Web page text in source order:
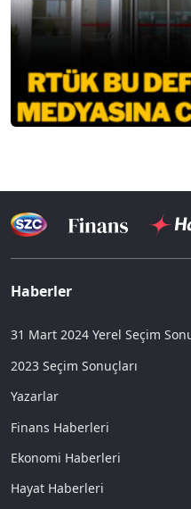
Haberler
31 Mart 2024 Yerel Seçim
2023 Seçim Sonuçları
Yazarlar
Finans Haberleri
Ekonomi Haberleri
Hayat Haberleri